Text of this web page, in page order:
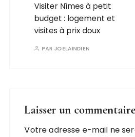
Visiter Nîmes à petit
budget : logement et
visites à prix doux
PAR JOELAINDIEN
Laisser un commentaire
Votre adresse e-mail ne